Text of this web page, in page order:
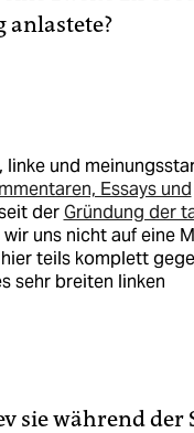
linke und
Essays und
derGründung der
uns nicht auf eine
teils komplett
sehr breiten linken
sie während